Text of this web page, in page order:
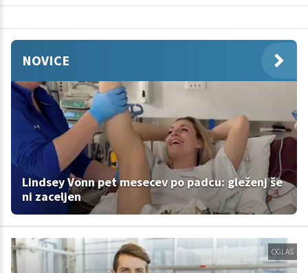
NOVICE
Lindsey Vonn pet mesecev po padcu: gleženj še
ni zaceljen
OGLAS